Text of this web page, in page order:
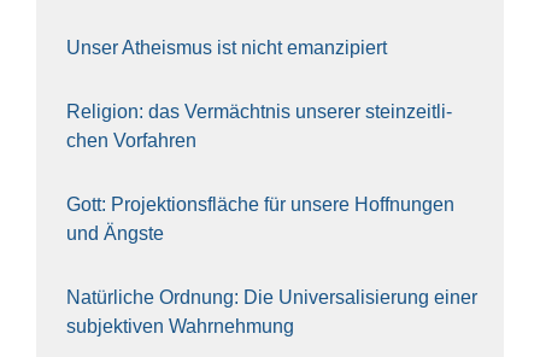
Unser Athe­is­mus ist nicht eman­zi­piert
Reli­gi­on: das Ver­mächt­nis unse­rer stein­zeit­li­
chen Vor­fah­ren
Gott: Pro­jek­ti­ons­flä­che für unse­re Hoff­nun­gen
und Ängs­te
Natür­li­che Ord­nung: Die Uni­ver­sa­li­sie­rung einer
sub­jek­ti­ven Wahr­neh­mung